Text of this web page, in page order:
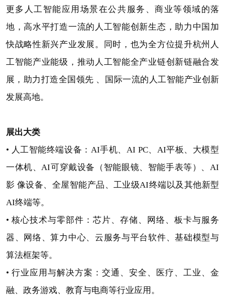
更多人工智能应用场景在公共服务、商业等领域的落
地，高水平打造一流的人工智能创新生态，助力中国加
快战略性新兴产业发展。同时，也为全方位提升杭州人
工智能产业能级，推动人工智能全产业链创新链融合发
展，助力打造全国领先 、国际一流的人工智能产业创新
发展高地。
展出大类
• 人工智能终端设备：AI手机、AI PC、AI平板、大模型
一体机、AI可穿戴设备（智能眼镜、智能手表等）、AI
影 像设备、全屋智能产品、工业级AI终端以及其他新型
AI终端等。
• 核心技术与零部件：芯片、存储、网络、板卡与服务
器、网络、算力中心、云服务与平台软件、基础模型与
算法框架等。
• 行业应用与解决方案：交通、安全、医疗、工业、金
融、政务游戏、教育与电商等行业应用。